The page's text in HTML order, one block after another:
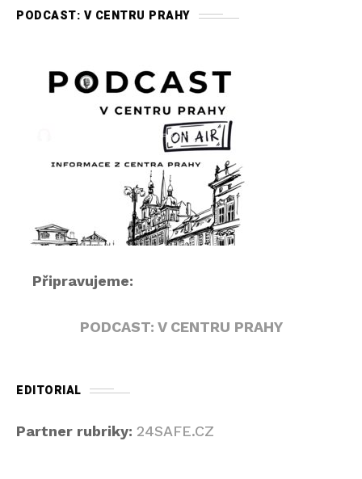
PODCAST: V CENTRU PRAHY
Připravujeme:
PODCAST: V CENTRU PRAHY
EDITORIAL
Partner rubriky: 24SAFE.CZ